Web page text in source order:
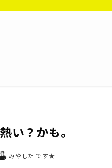
い？かも。
みやした です★